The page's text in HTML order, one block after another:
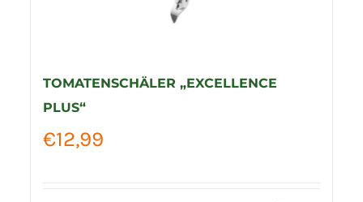
TOMATENSCHÄLER „EXCELLENCE
PLUS“
€12,99